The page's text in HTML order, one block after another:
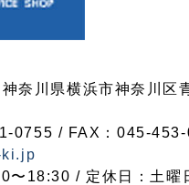
奈川県横浜市神奈川区
0755 / FAX：045-
ki.jp
〜18:30 / 定休日：土曜